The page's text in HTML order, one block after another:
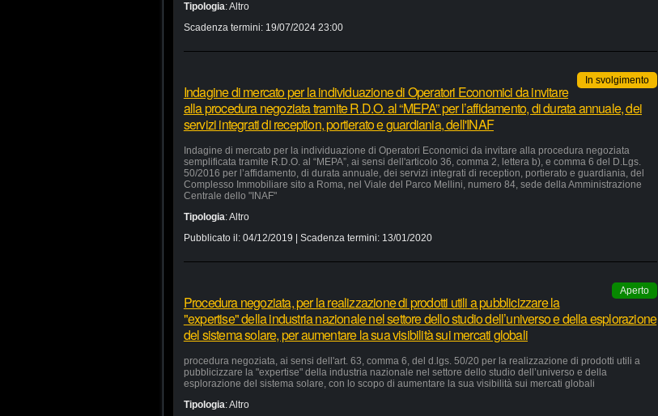
Tipologia:Altro
Scadenza termini: 19/07/2024 23:00
In svolgimento
Indagine di mercato per la individuazione di Operatori Economici da invitare
alla procedura negoziata tramite R.D.O. al “MEPA” per l’affidamento, di durata annuale, dei
servizi integrati di reception, portierato e guardiania, dell'INAF
Indagine di mercato per la individuazione di Operatori Economici da invitare alla procedura negoziata
semplificata tramite R.D.O. al “MEPA”, ai sensi dell'articolo 36, comma 2, lettera b), e comma 6 del D.Lgs.
50/2016 per l’affidamento, di durata annuale, dei servizi integrati di reception, portierato e guardiania, del
Complesso Immobiliare sito a Roma, nel Viale del Parco Mellini, numero 84, sede della Amministrazione
Centrale dello "INAF"
Tipologia:Altro
Pubblicato il: 04/12/2019 | Scadenza termini: 13/01/2020
Aperto
Procedura negoziata, per la realizzazione di prodotti utili a pubblicizzare la
"expertise" della industria nazionale nel settore dello studio dell’universo e della esplorazione
del sistema solare, per aumentare la sua visibilità sui mercati globali
procedura negoziata, ai sensi dell'art. 63, comma 6, del d.lgs. 50/20 per la realizzazione di prodotti utili a
pubblicizzare la "expertise" della industria nazionale nel settore dello studio dell’universo e della
esplorazione del sistema solare, con lo scopo di aumentare la sua visibilità sui mercati globali
Tipologia:Altro